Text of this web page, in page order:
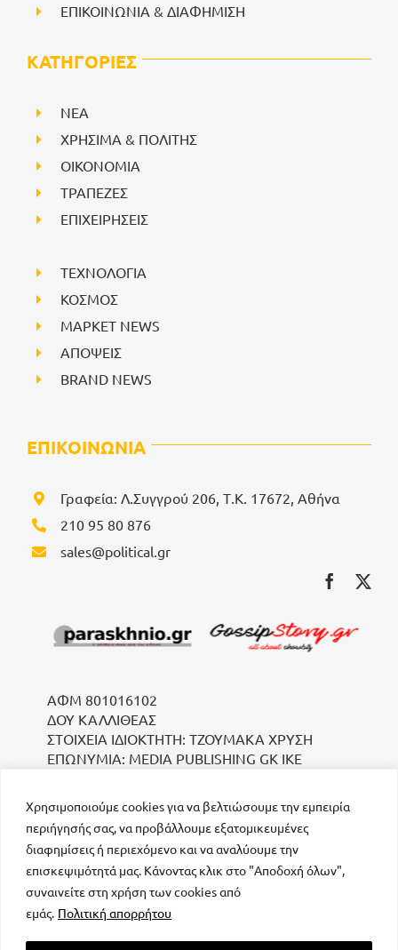
Χρησιμοποιούμε cookies για να βελτιώσουμε την εμπειρία
περιήγησής σας, να προβάλλουμε εξατομικευμένες
διαφημίσεις ή περιεχόμενο και να αναλύουμε την
επισκεψιμότητά μας. Κάνοντας κλικ στο "Αποδοχή όλων",
συναινείτε στη χρήση των cookies από
εμάς. Πολιτική απορρήτου
ΕΠΙΚΟΙΝΩΝΙΑ & ΔΙΑΦΗΜΙΣΗ
ΚΑΤΗΓΟΡΙΕΣ
NEA
ΧΡΗΣΙΜΑ & ΠΟΛΙΤΗΣ
ΟΙΚΟΝΟΜΙΑ
ΤΡΑΠΕΖΕΣ
ΕΠΙΧΕΙΡΗΣΕΙΣ
ΤΕΧΝΟΛΟΓΙΑ
ΚΟΣΜΟΣ
ΜΑΡΚΕΤ NEWS
ΑΠΟΨΕΙΣ
BRAND NEWS
ΕΠΙΚΟΙΝΩΝΙΑ
Γραφεία: Λ.Συγγρού 206, Τ.Κ. 17672, Αθήνα
210 95 80 876
sales@political.gr
ΑΦΜ 801016102
ΔΟΥ ΚΑΛΛΙΘΕΑΣ
ΣΤΟΙΧΕΙΑ ΙΔΙΟΚΤΗΤΗ: ΤΖΟΥΜΑΚΑ ΧΡΥΣΗ
ΕΠΩΝΥΜΙΑ: MEDIA PUBLISHING GK IKE
μοναδικός αριθμός Μ.Η.Τ. 232223